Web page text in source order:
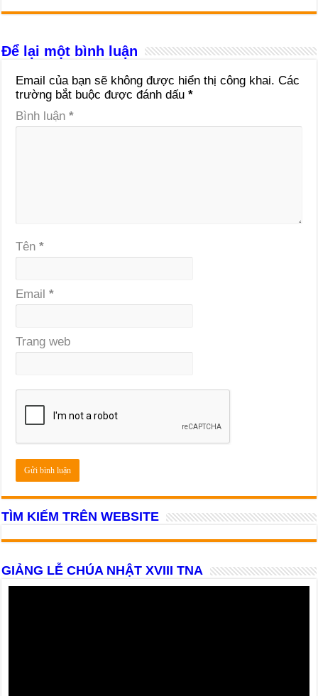
Để lại một bình luận
Email của bạn sẽ không được hiển thị công khai. Các
trường bắt buộc được đánh dấu*
Bình luận*
Tên*
Email*
Trang web
TÌM KIẾM TRÊN WEBSITE
GIẢNG LỄ CHÚA NHẬT XVIII TNA